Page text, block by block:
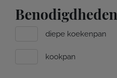
Benodigdheden
diepe koekenpan
kookpan